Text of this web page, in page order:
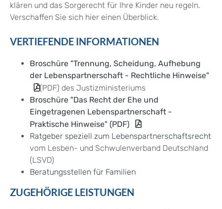
klären und das Sorgerecht für Ihre Kinder neu regeln.
Verschaffen Sie sich hier einen Überblick.
VERTIEFENDE INFORMATIONEN
Broschüre "Trennung, Scheidung, Aufhebung
der Lebenspartnerschaft - Rechtliche Hinweise"
(PDF) des Justizministeriums
Broschüre "Das Recht der Ehe und
Eingetragenen Lebenspartnerschaft -
Praktische Hinweise" (PDF)
Ratgeber speziell zum Lebenspartnerschaftsrecht
vom Lesben- und Schwulenverband Deutschland
(LSVD)
Beratungsstellen für Familien
ZUGEHÖRIGE LEISTUNGEN